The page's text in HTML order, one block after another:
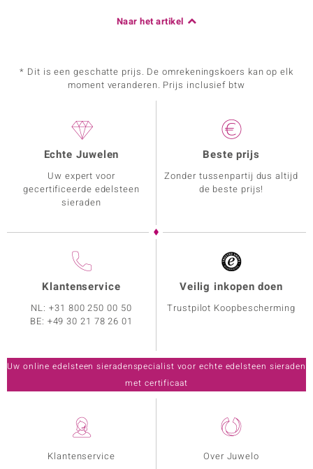
Naar het artikel
* Dit is een geschatte prijs. De omrekeningskoers kan op elk
moment veranderen. Prijs inclusief btw
Klantenservice
Over Juwelo
Echte Juwelen
Uw expert voor
gecertificeerde edelsteen
sieraden
Beste prijs
Zonder tussenpartij dus altijd
de beste prijs!
Klantenservice
NL:+31 800 250 00 50
BE: +49 30 21 78 26 01
Veilig inkopen doen
Trustpilot Koopbescherming
Uw online edelsteen sieradenspecialist voor echte edelsteen sieraden
met certificaat